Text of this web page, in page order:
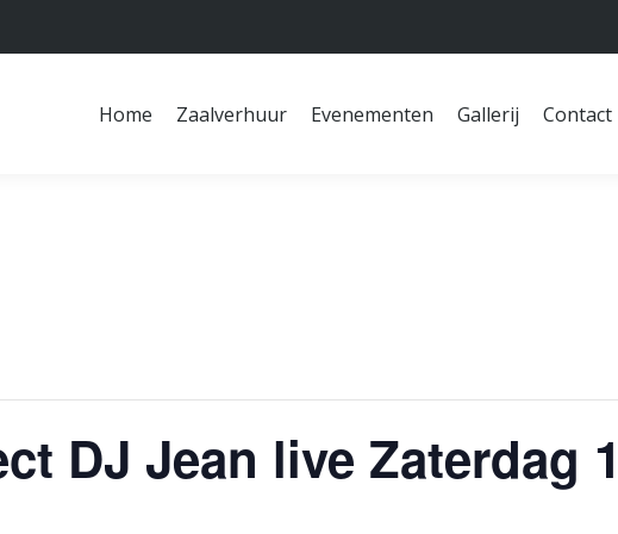
Home Zaalverhuur Evenementen Gallerij Contact
DJ Jean live Zaterdag
Home Zaalverhuur Evenementen Gallerij Contact